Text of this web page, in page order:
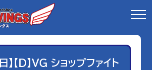
】【D】VG ショップファイト